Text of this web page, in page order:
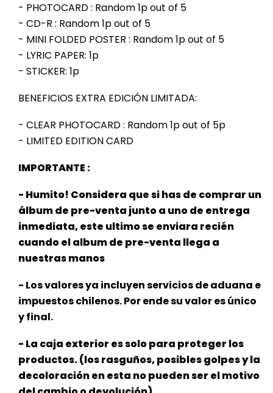
- PHOTOCARD : Random 1p out of 5
- CD-R : Random 1p out of 5
- MINI FOLDED POSTER : Random 1p out of 5
- LYRIC PAPER: 1p
- STICKER: 1p
BENEFICIOS EXTRA EDICIÓN LIMITADA:
- CLEAR PHOTOCARD : Random 1p out of 5p
- LIMITED EDITION CARD
IMPORTANTE :
- Humito! Considera que si has de comprar un
álbum de pre-venta junto a uno de entrega
inmediata, este ultimo se enviara recién
cuando el album de pre-venta llega a
nuestras manos
- Los valores ya incluyen servicios de aduana e
impuestos chilenos. Por ende su valor es único
y final.
- La caja exterior es solo para proteger los
productos. (los rasguños, posibles golpes y la
decoloración en esta no pueden ser elmotivo